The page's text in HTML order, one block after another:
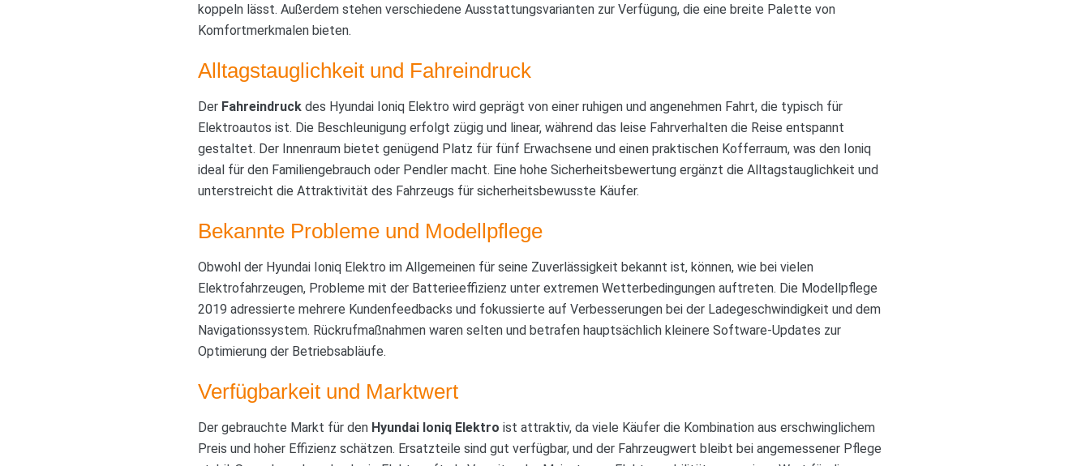
koppeln lässt. Außerdem stehen verschiedene Ausstattungsvarianten zur Verfügung, die eine breite Palette von
Komfortmerkmalen bieten.
Alltagstauglichkeit und Fahreindruck
Der Fahreindruck des Hyundai Ioniq Elektro wird geprägt von einer ruhigen und angenehmen Fahrt, die typisch für
Elektroautos ist. Die Beschleunigung erfolgt zügig und linear, während das leise Fahrverhalten die Reise entspannt
gestaltet. Der Innenraum bietet genügend Platz für fünf Erwachsene und einen praktischen Kofferraum, was den Ioniq
ideal für den Familiengebrauch oder Pendler macht. Eine hohe Sicherheitsbewertung ergänzt die Alltagstauglichkeit und
unterstreicht die Attraktivität des Fahrzeugs für sicherheitsbewusste Käufer.
Bekannte Probleme und Modellpflege
Obwohl der Hyundai Ioniq Elektro im Allgemeinen für seine Zuverlässigkeit bekannt ist, können, wie bei vielen
Elektrofahrzeugen, Probleme mit der Batterieeffizienz unter extremen Wetterbedingungen auftreten. Die Modellpflege
2019 adressierte mehrere Kundenfeedbacks und fokussierte auf Verbesserungen bei der Ladegeschwindigkeit und dem
Navigationssystem. Rückrufmaßnahmen waren selten und betrafen hauptsächlich kleinere Software-Updates zur
Optimierung der Betriebsabläufe.
Verfügbarkeit und Marktwert
Der gebrauchte Markt für den Hyundai Ioniq Elektro ist attraktiv, da viele Käufer die Kombination aus erschwinglichem
Preis und hoher Effizienz schätzen. Ersatzteile sind gut verfügbar, und der Fahrzeugwert bleibt bei angemessener Pflege